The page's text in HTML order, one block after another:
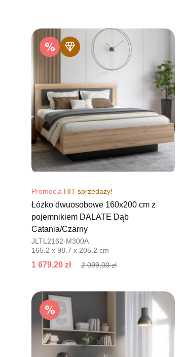
Promocja HIT sprzedaży!
Łóżko dwuosobowe 160x200 cm z
pojemnikiem DALATE Dąb
Catania/Czarny
JLTL2162-M300A
165.2 x 98.7 x 205.2 cm
1 679,20 zł 2 099,00 zł